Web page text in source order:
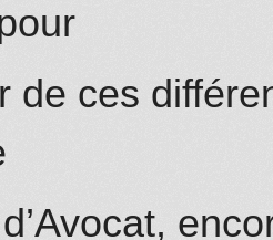
de ces
d’Avocat,